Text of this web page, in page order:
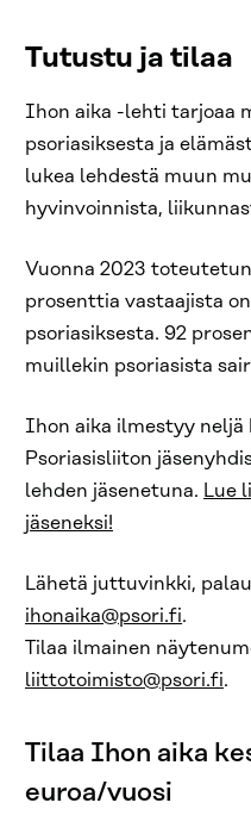
Tutustu ja tilaa
Ihon aika -lehti tarjoaa
psoriasiksesta ja
lukea lehdestä muun
hyvinvoinnista,
Vuonna 2023
prosenttia vastaajista
psoriasiksesta. 92
muillekin psoriasista
Ihon aika ilmestyy neljä
Psoriasisliiton
lehden jäsenetuna. Lue
jäseneksi!
Lähetä juttuvinkki,
ihonaika@psori.fi.
Tilaa ilmainen
liittotoimisto@psori.fi.
Tilaa Ihon aika
euroa/vuosi